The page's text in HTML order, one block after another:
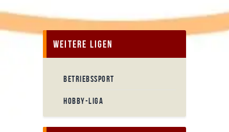
Weitere Ligen
BETRIEBSSPORT
HOBBY-LIGA